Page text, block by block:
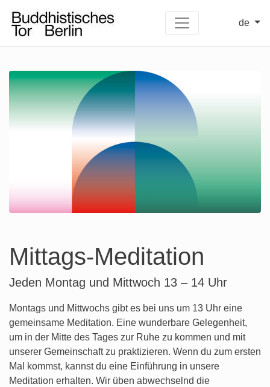
de
Mittags-Meditation
Jeden Montag und Mittwoch 13 – 14 Uhr
Montags und Mittwochs gibt es bei uns um 13 Uhr eine
gemeinsame Meditation. Eine wunderbare Gelegenheit,
um in der Mitte des Tages zur Ruhe zu kommen und mit
unserer Gemeinschaft zu praktizieren. Wenn du zum ersten
Mal kommst, kannst du eine Einführung in unsere
Meditation erhalten. Wir üben abwechselnd die